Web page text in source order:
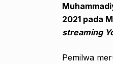
2021 pada
streaming
Pemilwa